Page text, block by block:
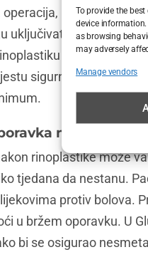
To provide the
device
as browsing
may adversely
Manage vendors
operacija, rinoplastika
uključivati poteškoće s
može pomoći
sigurnost
nakon
rinoplastike može
tjedana da nestanu.
protiv bolova.
u bržem oporavku. U
bi se osigurao